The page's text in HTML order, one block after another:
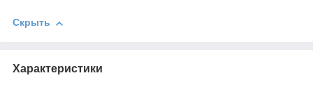
Скрыть
Характеристики